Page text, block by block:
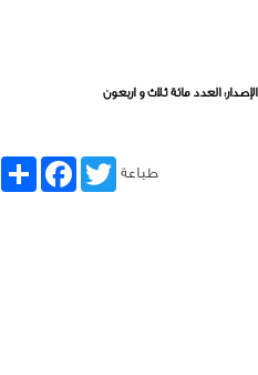
الإصدار: العدد مائة ثلاث و اربعون
ShareFacebookTwitter طباعة